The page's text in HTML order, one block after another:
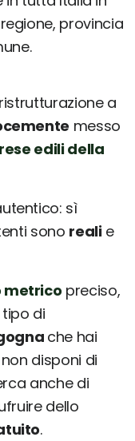
provincia
a
messo
edili della
sì
sono realie
metrico preciso,
tipo di
che hai
disponi di
anche di
dello
.